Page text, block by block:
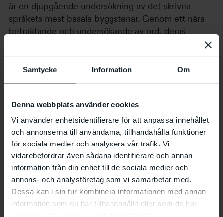
Samtycke Information Om
Denna webbplats använder cookies
Vi använder enhetsidentifierare för att anpassa innehållet
och annonserna till användarna, tillhandahålla funktioner
för sociala medier och analysera vår trafik. Vi
vidarebefordrar även sådana identifierare och annan
information från din enhet till de sociala medier och
annons- och analysföretag som vi samarbetar med.
Dessa kan i sin tur kombinera informationen med annan
information som du har tillhandahållit eller som de har
är en djupgående undersökning av det skrivna
språkets mest basala byggstenar. Genom ett nära
betraktande och undersökande av ord, deras
med språkets visuella egenskaper, möjliggörs en
mer direkt och ofiltrerad kommunikation. Den
minimalistiska diktens avsaknad av kronologi, och
och meningsbärande landskap mellan bild och text.
Merparten av dikterna i den här utställningen ingår i
Charlotte Jungs diktsamling ”Collected”, en
samlingsvolym bestående av ett omfattande urval från
Charlottes samlade produktion hittills. ”Collected”
publicerades tidigare i vår av det Malmöbaserade förlaget
Timglaset Editions och finns till försäljning i Malmö
Konsthalls bokhandel.